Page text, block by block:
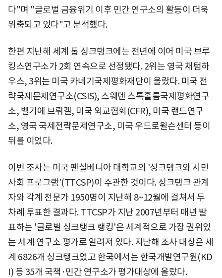
다"며 "글로벌 금융위기 이후 민간 연구소의 활동이 더욱
위축되고 있다"고 분석했다.
한편 지난해 세계 톱 싱크탱크에는 전년에 이어 미국 브루
킹스연구소가 2회 연속으로 선정됐다. 2위는 영국 채텀하
우스, 3위는 미국 카네기국제평화재단이 올랐다. 미국 전
략국제문제연구소(CSIS), 스웨덴 스톡홀름국제평화연구
소, 벨기에 브뤼겔, 미국 외교협회(CFR), 미국 랜드연구
소, 영국 국제전략문제연구소, 미국 우드로윌슨센터 등이
뒤를 이었다.
이번 조사는 미국 펜실베니아 대학교의 '싱크탱크와 시민
사회 프로그램'(TTCSP)이 주관한 것이다. 싱크탱크 관계
자와 각계 전문가 1950명이 지난해 8~12월에 걸쳐서 두
차례 투표한 결과다. TTCSP가 지난 2007년부터 매년 발
표하는 '글로벌 싱크탱크 랭킹'은 세계적으로 가장 권위있
는 세계 연구소 평가로 알려져 있다. 지난해 조사 대상은 세
계 6826개 싱크탱크였고 한국에서는 한국개발연구원(KD
I) 등 35개 국책·민간 연구소가 평가대상에 올랐다.